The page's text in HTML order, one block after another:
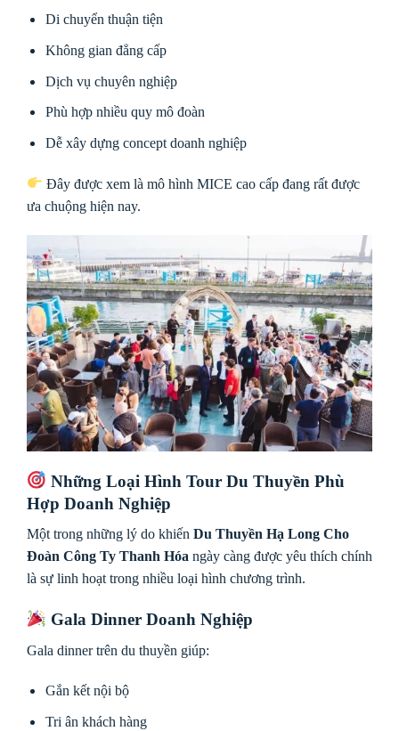
Di chuyển thuận tiện
Không gian đẳng cấp
Dịch vụ chuyên nghiệp
Phù hợp nhiều quy mô đoàn
Dễ xây dựng concept doanh nghiệp
Đây được xem là mô hình MICE cao cấp đang rất được
ưa chuộng hiện nay.
Những Loại Hình Tour Du Thuyền Phù
Hợp Doanh Nghiệp
Một trong những lý do khiến Du Thuyền Hạ Long Cho
Đoàn Công Ty Thanh Hóa ngày càng được yêu thích chính
là sự linh hoạt trong nhiều loại hình chương trình.
Gala Dinner Doanh Nghiệp
Gala dinner trên du thuyền giúp:
Gắn kết nội bộ
Tri ân khách hàng